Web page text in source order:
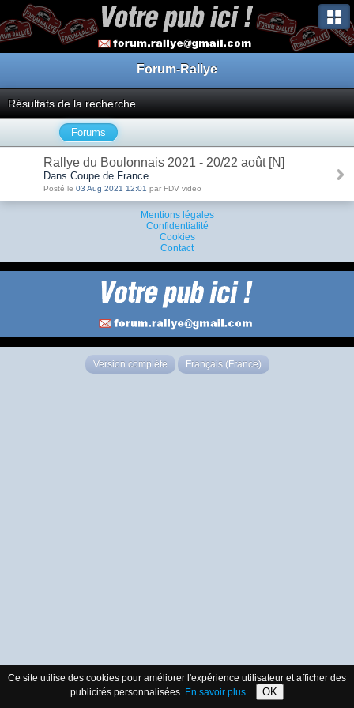
Forum-Rallye
Résultats de la recherche
Forums
Rallye du Boulonnais 2021 - 20/22 août [N]
Dans Coupe de France
Posté le 03 Aug 2021 12:01 par FDV video
Mentions légales
Confidentialité
Cookies
Contact
Version complète Français (France)
Ce site utilise des cookies pour améliorer l'expérience utilisateur et afficher des
publicités personnalisées. En savoir plus OK